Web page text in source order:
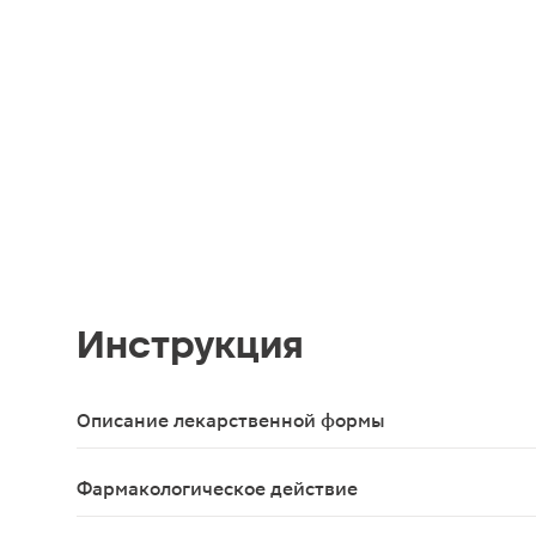
Инструкция
Описание лекарственной формы
Фармакологическое действие